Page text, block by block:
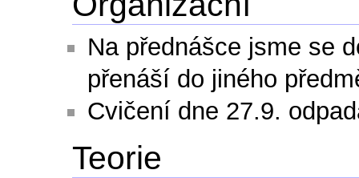
Na přednášce jsme se
přenáší do jiného
Cvičení dne 27.9.
Teorie